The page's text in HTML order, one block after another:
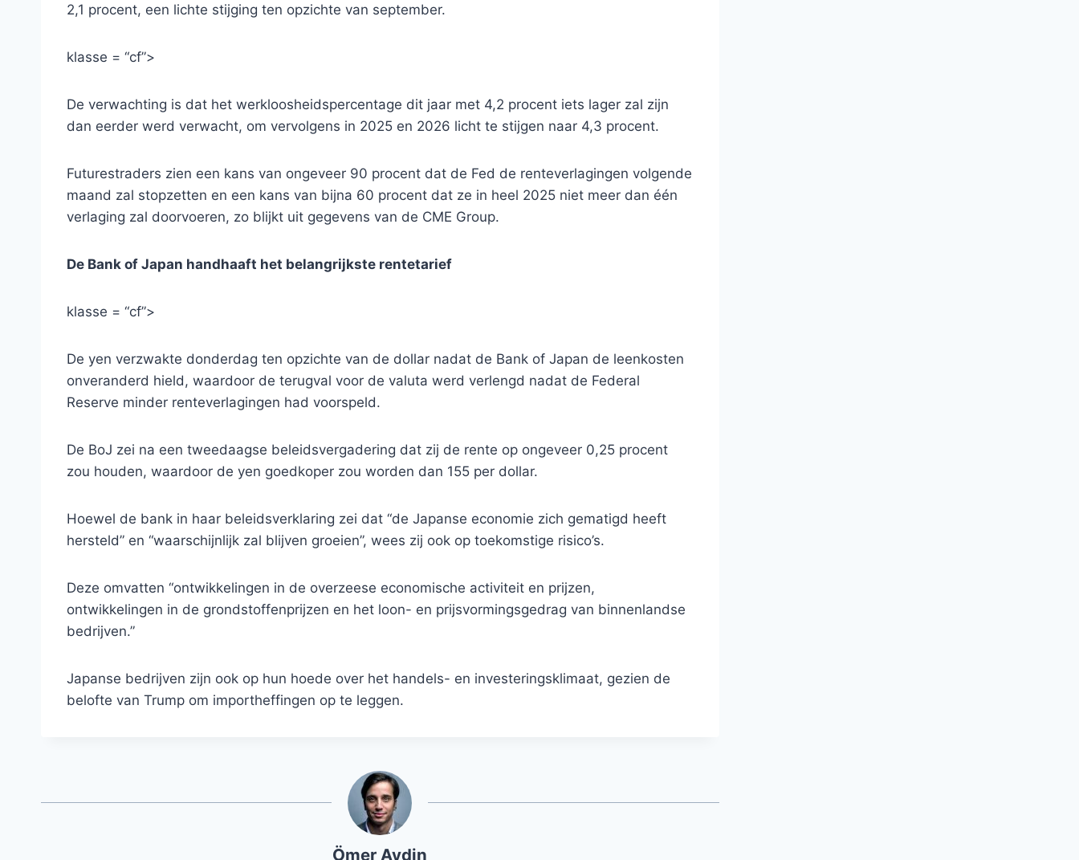
2,1 procent, een lichte stijging ten opzichte van september.
klasse = “cf”>
De verwachting is dat het werkloosheidspercentage dit jaar met 4,2 procent iets lager zal zijn
dan eerder werd verwacht, om vervolgens in 2025 en 2026 licht te stijgen naar 4,3 procent.
Futurestraders zien een kans van ongeveer 90 procent dat de Fed de renteverlagingen volgende
maand zal stopzetten en een kans van bijna 60 procent dat ze in heel 2025 niet meer dan één
verlaging zal doorvoeren, zo blijkt uit gegevens van de CME Group.
De Bank of Japan handhaaft het belangrijkste rentetarief
klasse = “cf”>
De yen verzwakte donderdag ten opzichte van de dollar nadat de Bank of Japan de leenkosten
onveranderd hield, waardoor de terugval voor de valuta werd verlengd nadat de Federal
Reserve minder renteverlagingen had voorspeld.
De BoJ zei na een tweedaagse beleidsvergadering dat zij de rente op ongeveer 0,25 procent
zou houden, waardoor de yen goedkoper zou worden dan 155 per dollar.
Hoewel de bank in haar beleidsverklaring zei dat “de Japanse economie zich gematigd heeft
hersteld” en “waarschijnlijk zal blijven groeien”, wees zij ook op toekomstige risico’s.
Deze omvatten “ontwikkelingen in de overzeese economische activiteit en prijzen,
ontwikkelingen in de grondstoffenprijzen en het loon- en prijsvormingsgedrag van binnenlandse
bedrijven.”
Japanse bedrijven zijn ook op hun hoede over het handels- en investeringsklimaat, gezien de
belofte van Trump om importheffingen op te leggen.
Ömer Aydin